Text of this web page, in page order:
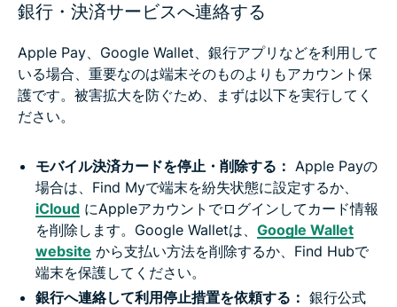
銀行・決済サービスへ連絡する
Apple Pay、Google Wallet、銀行アプリなどを利用して
いる場合、重要なのは端末そのものよりもアカウント保
護です。被害拡大を防ぐため、まずは以下を実行してく
ださい。
モバイル決済カードを停止・削除する： Apple Payの
場合は、Find Myで端末を紛失状態に設定するか、
iCloud にAppleアカウントでログインしてカード情報
を削除します。Google Walletは、 Google Wallet
website から支払い方法を削除するか、Find Hubで
端末を保護してください。
銀行へ連絡して利用停止措置を依頼する： 銀行公式